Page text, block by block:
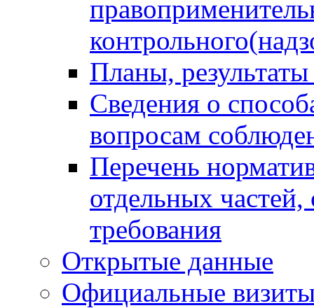
Планы,
Сведения о
вопросам
Перечень
отдельных
требования
Открытые данные
Официальные